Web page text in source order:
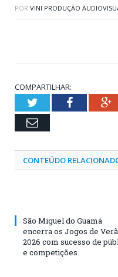
POR VINI PRODUÇÃO
COMPARTILHAR:
TwitterFacebook
Email
CONTEÚDO
São Miguel do Guamá
encerra os Jogos de
2026 com sucesso de
e competições.